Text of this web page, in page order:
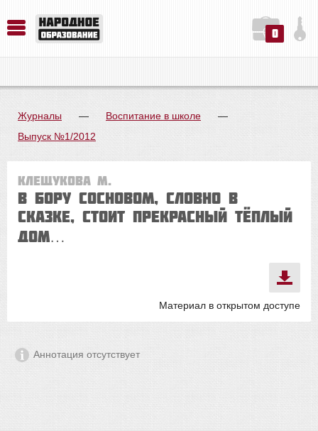
0
Журналы — Воспитание в школе
—
Выпуск №1/2012
Клещукова М.
В бору сосновом, словно в
сказке, стоит прекрасный тёплый
дом…
Материал в открытом доступе
Аннотация отсутствует